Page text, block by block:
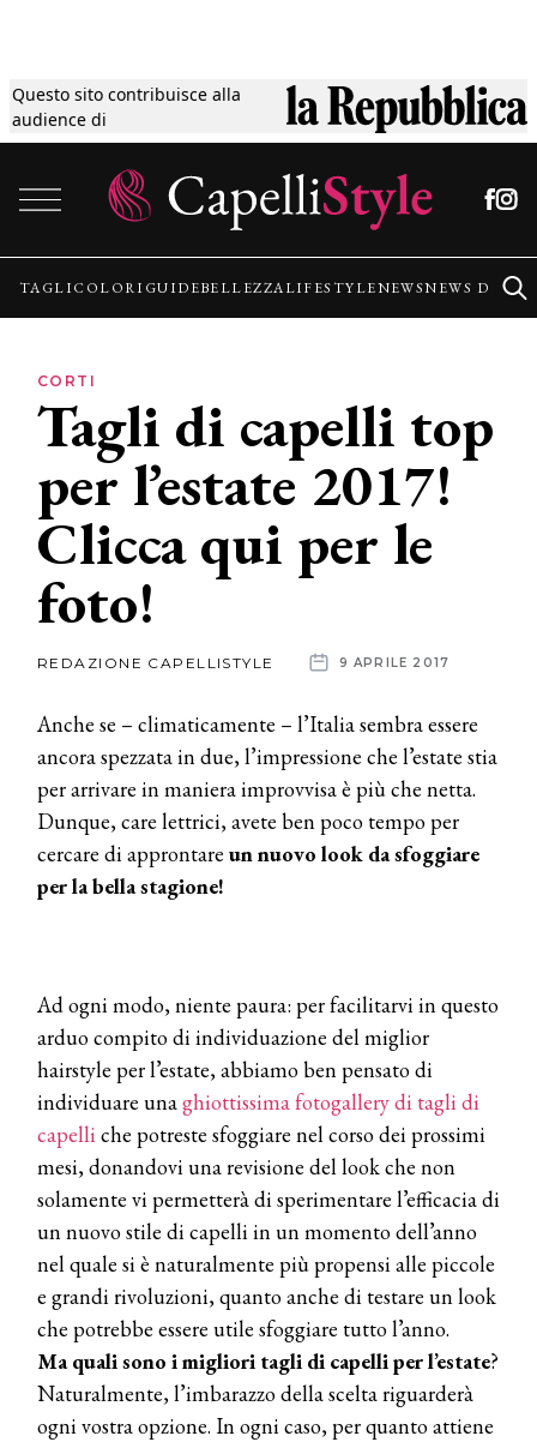
Questo sito contribuisce alla
audience di
Tagli
Colori
Guide
Lifestyle
News
News
TAGLICOLORI GUIDEBELLEZZALIFESTYLENEWSNEWS
CORTI
Tagli di capelli top
per l’estate 2017!
Clicca qui per le
foto!
REDAZIONE CAPELLISTYLE 9 APRILE 2017
Anche se – climaticamente – l’Italia sembra essere
ancora spezzata in due, l’impressione che l’estate stia
per arrivare in maniera improvvisa è più che netta.
Dunque, care lettrici, avete ben poco tempo per
cercare di approntare un nuovo look da sfoggiare
per la bella stagione!
Ad ogni modo, niente paura: per facilitarvi in questo
arduo compito di individuazione del miglior
hairstyle per l’estate, abbiamo ben pensato di
individuare unaghiottissima fotogallery di tagli di
capelli che potreste sfoggiare nel corso dei prossimi
mesi, donandovi una revisione del look che non
solamente vi permetterà di sperimentare l’efficacia di
un nuovo stile di capelli in un momento dell’anno
nel quale si è naturalmente più propensi alle piccole
e grandi rivoluzioni, quanto anche di testare un look
che potrebbe essere utile sfoggiare tutto l’anno.
Ma quali sono i migliori tagli di capelli per l’estate?
Naturalmente, l’imbarazzo della scelta riguarderà
ogni vostra opzione. In ogni caso, per quanto attiene